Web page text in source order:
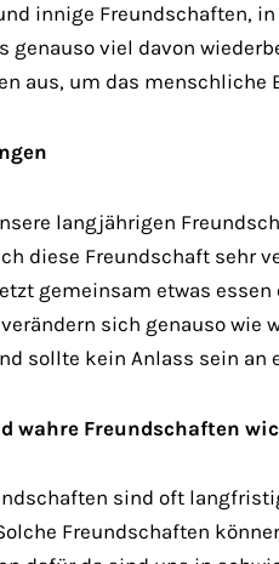
innige Freundschaften,
genauso viel davon
aus, um das
langjährigen
diese Freundschaft sehr
gemeinsam etwas essen
sich genauso wie
sollte kein Anlass sein an
wahre Freundschaften
sind oft
Freundschaften